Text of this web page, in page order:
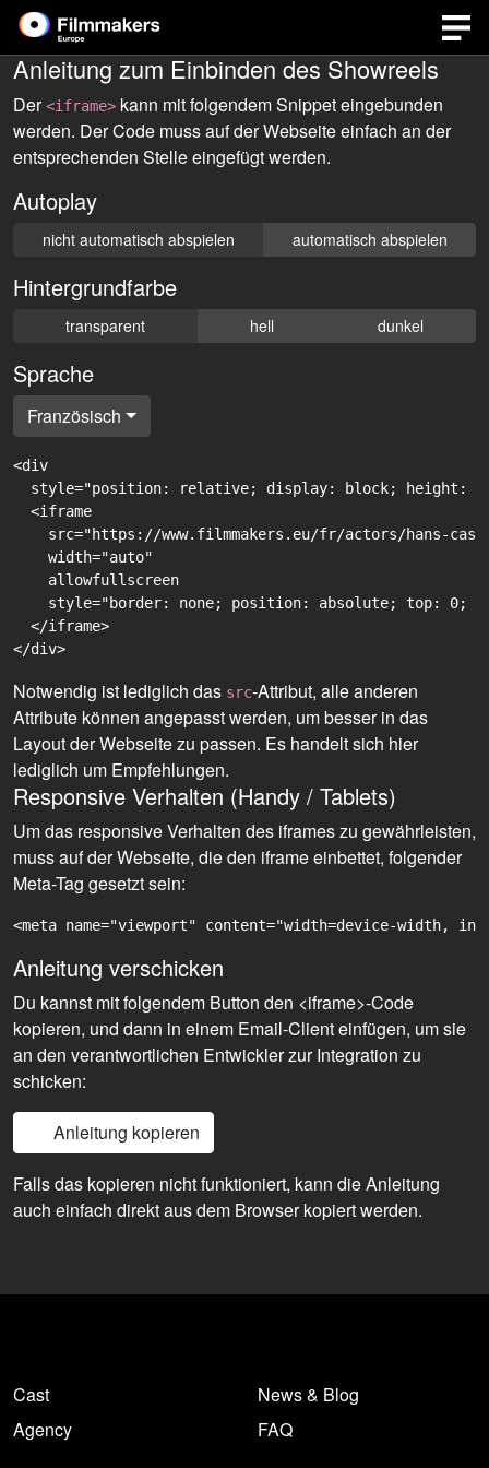
Anleitung zum Einbinden des Showreels
Der<iframe> kann mit folgendem Snippet eingebunden
werden. Der Code muss auf der Webseite einfach an der
entsprechenden Stelle eingefügt werden.
Autoplay
nicht automatisch abspielen automatisch abspielen
Hintergrundfarbe
transparent hell dunkel
Sprache
Französisch
<div
style="position: relative; display: block; height:
  <iframe
src="https://www.filmmakers.eu/fr/actors/hans-
    width="auto"
    allowfullscreen
style="border: none; position: absolute; top: 0;
  </iframe>
Notwendig ist lediglich das src-Attribut, alle anderen
Attribute können angepasst werden, um besser in das
Layout der Webseite zu passen. Es handelt sich hier
lediglich um Empfehlungen.
Responsive Verhalten (Handy / Tablets)
Um das responsive Verhalten des iframes zu gewährleisten,
muss auf der Webseite, die den iframe einbettet, folgender
Meta-Tag gesetzt sein:
<meta name="viewport" content="width=device-width,
Anleitung verschicken
Du kannst mit folgendem Button den <iframe>-Code
kopieren, und dann in einem Email-Client einfügen, um sie
an den verantwortlichen Entwickler zur Integration zu
schicken:
Anleitung kopieren
Falls das kopieren nicht funktioniert, kann die Anleitung
auch einfach direkt aus dem Browser kopiert werden.
Cast
Agency
News & Blog
FAQ